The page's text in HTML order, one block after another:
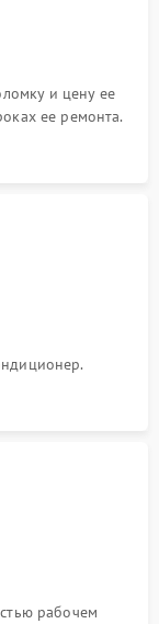
и цену ее
ее ремонта.
рабочем